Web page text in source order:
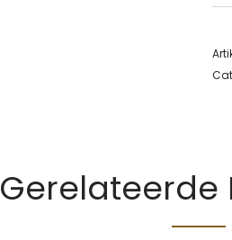
Gerelateerde